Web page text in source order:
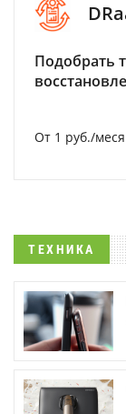
Подобрать
От 1 руб./
ТЕХНИКА